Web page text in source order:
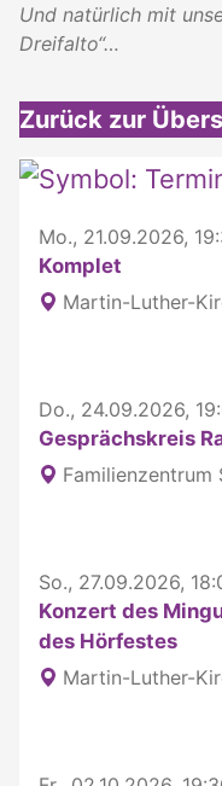
Und natürlich mit
Dreifalto“…
Zurück zur
Weitere interessante
Mo., 21.09.2026,
Komplet
Martin-Luther-
Do., 24.09.2026,
Gesprächskreis
Familienzentrum
So., 27.09.2026,
Konzert des
des Hörfestes
Martin-Luther-